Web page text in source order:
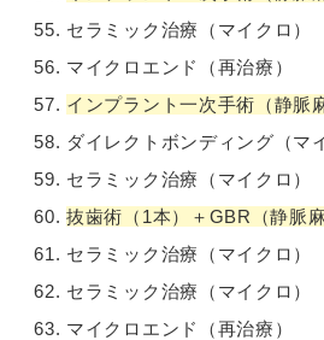
セラミック治療（マイクロ）
マイクロエンド（再治療）
インプラント一次手術（静脈
ダイレクトボンディング（マ
セラミック治療（マイクロ）
抜歯術（1本）＋GBR（静脈麻
セラミック治療（マイクロ）
セラミック治療（マイクロ）
マイクロエンド（再治療）